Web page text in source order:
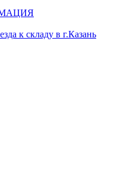
к складу в г.Казань